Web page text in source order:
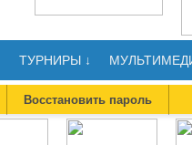
ТУРНИРЫ ↓
Восстановить пароль